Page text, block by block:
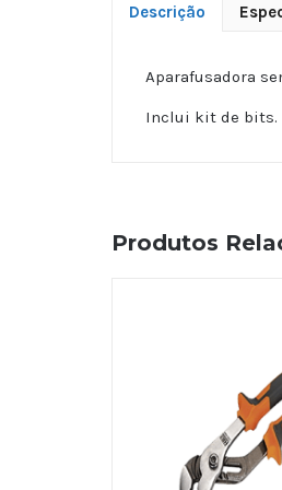
Descrição
Aparafusadora
Inclui kit de bits.
Produtos